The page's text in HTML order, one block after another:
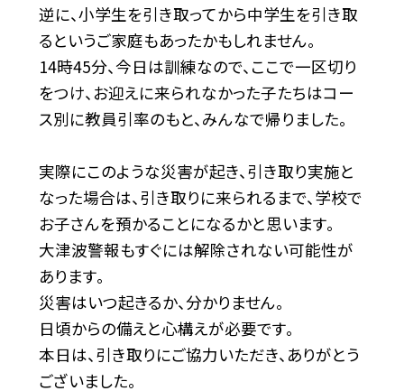
逆に、小学生を引き取ってから中学生を引き取
るというご家庭もあったかもしれません。
14時45分、今日は訓練なので、ここで一区切り
をつけ、お迎えに来られなかった子たちはコー
ス別に教員引率のもと、みんなで帰りました。
実際にこのような災害が起き、引き取り実施と
なった場合は、引き取りに来られるまで、学校で
お子さんを預かることになるかと思います。
大津波警報もすぐには解除されない可能性が
あります。
災害はいつ起きるか、分かりません。
日頃からの備えと心構えが必要です。
本日は、引き取りにご協力いただき、ありがとう
ございました。